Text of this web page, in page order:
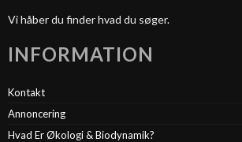
Vi håber du finder hvad du søger.
INFORMATION
Kontakt
Annoncering
Hvad Er Økologi & Biodynamik?